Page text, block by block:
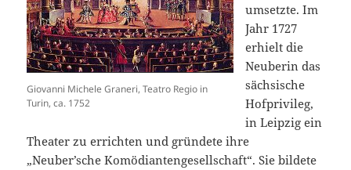
Giovanni Michele Graneri, Teatro Regio in
Turin, ca. 1752
umsetzte. Im
Jahr 1727
erhielt die
Neuberin das
sächsische
Hofprivileg,
in Leipzig ein
Theater zu errichten und gründete ihre
„Neuber’sche Komödiantengesellschaft“. Sie bildete